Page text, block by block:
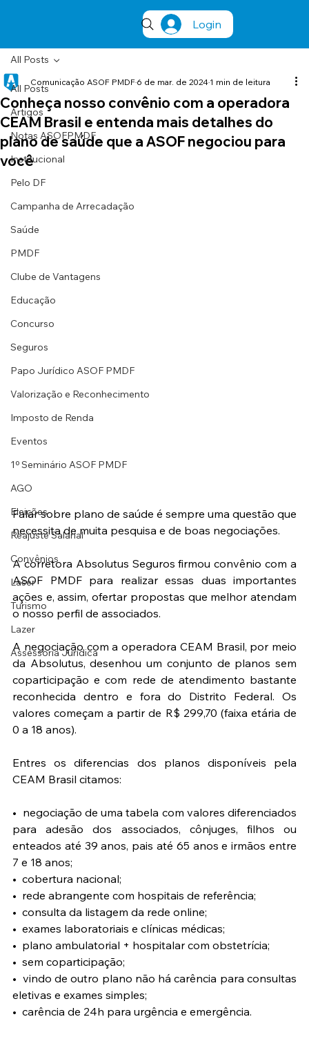
Login
All Posts
Artigos
Notas ASOFPMDF
Institucional
Pelo DF
Campanha de Arrecadação
Saúde
PMDF
Clube de Vantagens
Educação
Concurso
Seguros
Papo Jurídico ASOF PMDF
Valorização e Reconhecimento
Imposto de Renda
Eventos
1º Seminário ASOF PMDF
AGO
Eleições
Reajuste Salarial
Convênios
Laser
Turismo
Lazer
Assessoria Jurídica
All Posts
Conheça nosso convênio com a operadora
CEAM Brasil e entenda mais detalhes do
plano de saúde que a ASOF negociou para
você
Comunicação ASOF PMDF 6 de mar. de 2024 1 min de leitura
Falar sobre plano de saúde é sempre uma questão que
necessita de muita pesquisa e de boas negociações.
A corretora Absolutus Seguros firmou convênio com a
ASOF PMDF para realizar essas duas importantes
ações e, assim, ofertar propostas que melhor atendam
o nosso perfil de associados.
A negociação com a operadora CEAM Brasil, por meio
da Absolutus, desenhou um conjunto de planos sem
coparticipação e com rede de atendimento bastante
reconhecida dentro e fora do Distrito Federal. Os
valores começam a partir de R$ 299,70 (faixa etária de
0 a 18 anos).
Entres os diferencias dos planos disponíveis pela
CEAM Brasil citamos:
•⁠  ⁠negociação de uma tabela com valores diferenciados
para adesão dos associados, cônjuges, filhos ou
enteados até 39 anos, pais até 65 anos e irmãos entre
7 e 18 anos;
•⁠  ⁠⁠cobertura nacional;
•⁠  ⁠⁠rede abrangente com hospitais de referência;
•⁠  consulta da listagem da rede online;
•⁠  ⁠⁠exames laboratoriais e clínicas médicas;
•⁠  ⁠⁠plano ambulatorial + hospitalar com obstetrícia;
•⁠  ⁠sem coparticipação;
•⁠  ⁠⁠vindo de outro plano não há carência para consultas
eletivas e exames simples;
•⁠  ⁠⁠carência de 24h para urgência e emergência.